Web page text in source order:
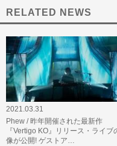
RELATED NEWS
2021.03.31
Phew / 昨年開催された最新作
『Vertigo KO』リリース・ライブ
像が公開! ゲストア…